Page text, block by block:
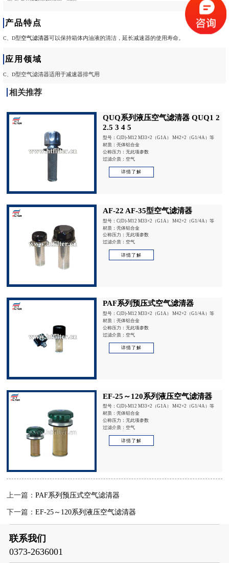
产品特点
C、D型空气滤清器可以保持箱体内油液的清洁，延长减速器的使用寿命。
应用领域
C、D型空气滤清器适用于减速器排气用
相关推荐
QUQ系列液压空气滤清器 QUQ1 2
2.5 3 4 5
型号：C(D)-M12 M33×2（G1A） M42×2（G1/4A）等
材质：壳体铝合金
公称压力：无此项参数
过滤介质：空气
详情了解
AF-22 AF-35型空气滤清器
型号：C(D)-M12 M33×2（G1A） M42×2（G1/4A）等
材质：壳体铝合金
公称压力：无此项参数
过滤介质：空气
详情了解
PAF系列预压式空气滤清器
型号：C(D)-M12 M33×2（G1A） M42×2（G1/4A）等
材质：壳体铝合金
公称压力：无此项参数
过滤介质：空气
详情了解
EF-25～120系列液压空气滤清器
型号：C(D)-M12 M33×2（G1A） M42×2（G1/4A）等
材质：壳体铝合金
公称压力：无此项参数
过滤介质：空气
详情了解
上一篇：PAF系列预压式空气滤清器
下一篇：EF-25～120系列液压空气滤清器
联系我们
0373-2636001